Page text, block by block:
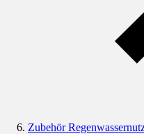
Zubehör